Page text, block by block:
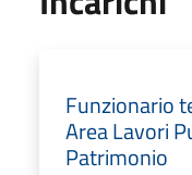
Funzionario
Area Lavori
Patrimonio